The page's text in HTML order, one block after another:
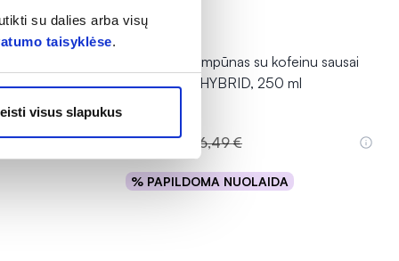
su dalies arba visų
taisyklėse.
visus slapukus
-25%
ALPECIN šampūnas su kofeinu sausai
galvos odai HYBRID, 250 ml
12,36 € 16,49 €
% PAPILDOMA NUOLAIDA
Į krepšelį